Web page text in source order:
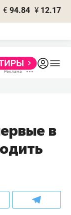
€ 94.84 ¥ 12.17
в